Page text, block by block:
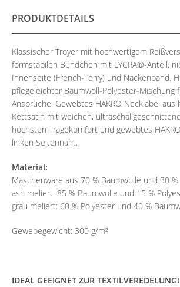
PRODUKTDETAILS
Klassischer Troyer mit hochwertigem
formstabilen Bündchen mit LYCRA®-Anteil,
Innenseite (French-Terry) und Nackenband.
pflegeleichter Baumwoll-Polyester-Mischung
Ansprüche. Gewebtes HAKRO Necklabel aus
Kettsatin mit weichen,
höchsten Tragekomfort und gewebtes
linken Seitennaht.
Material:
Maschenware aus 70 % Baumwolle und 30
ash meliert: 85 % Baumwolle und 15 %
grau meliert: 60 % Polyester und 40 %
Gewebegewicht: 300 g/m²
IDEAL GEEIGNET ZUR TEXTILVEREDELUNG!